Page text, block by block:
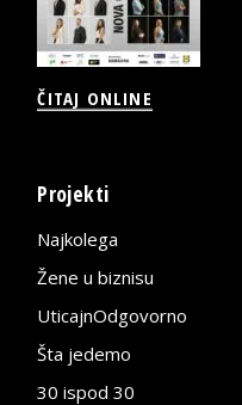
ČITAJ ONLINE
Projekti
Najkolega
Žene u biznisu
UticajnOdgovorno
Šta jedemo
30 ispod 30